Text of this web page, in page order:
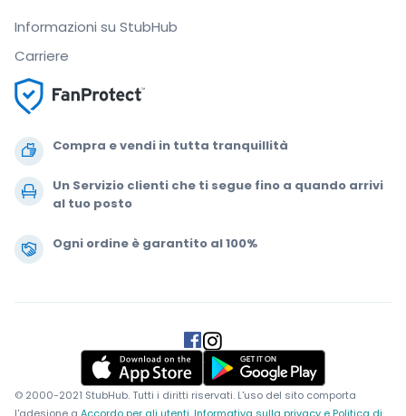
Compra e vendi in tutta tranquillità
Un Servizio clienti che ti segue fino a quando arrivi
al tuo posto
Ogni ordine è garantito al 100%
Informazioni su StubHub
Carriere
© 2000-2021 StubHub. Tutti i diritti riservati. L'uso del sito comporta
.
.
.